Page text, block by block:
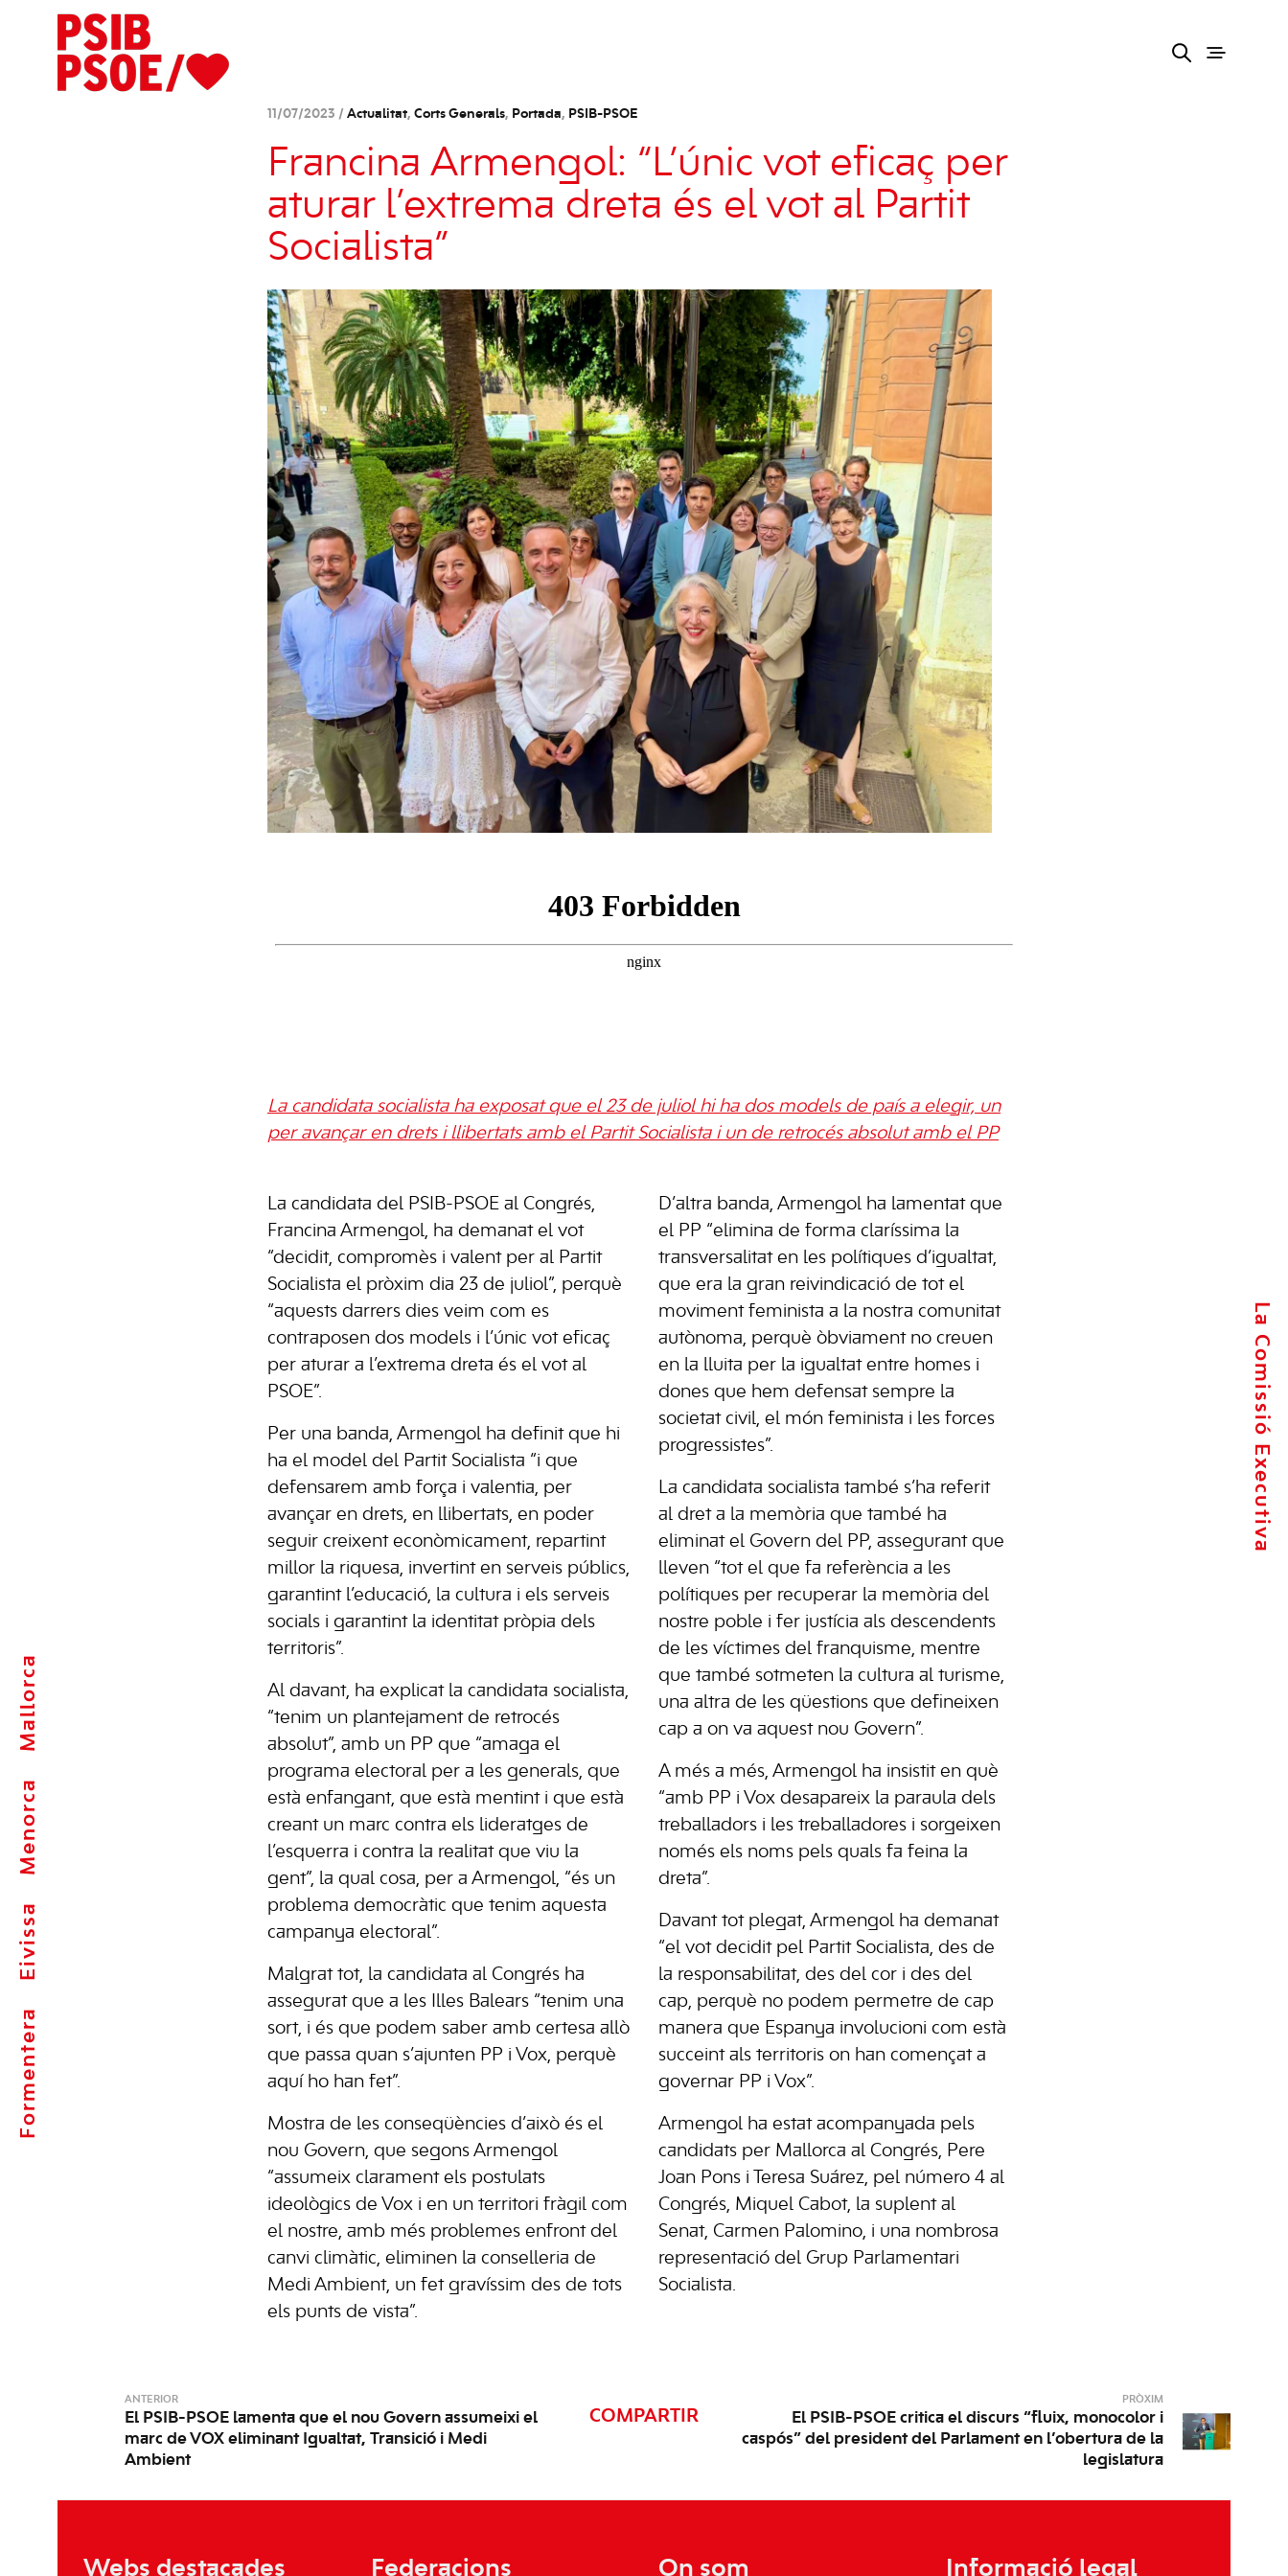
Formentera
Eivissa
Menorca
Mallorca
La Comissió Executiva
11/07/2023 / Actualitat, Corts Generals, Portada, PSIB-PSOE
Francina Armengol: “L’únic vot eficaç per
aturar l’extrema dreta és el vot al Partit
Socialista”
La candidata socialista ha exposat que el 23 de juliol hi ha dos models de país a elegir, un
per avançar en drets i llibertats amb el Partit Socialista i un de retrocés absolut amb el PP
La candidata del PSIB-PSOE al Congrés,
Francina Armengol, ha demanat el vot
“decidit, compromès i valent per al Partit
Socialista el pròxim dia 23 de juliol”, perquè
“aquests darrers dies veim com es
contraposen dos models i l’únic vot eficaç
per aturar a l’extrema dreta és el vot al
PSOE”.
Per una banda, Armengol ha definit que hi
ha el model del Partit Socialista “i que
defensarem amb força i valentia, per
avançar en drets, en llibertats, en poder
seguir creixent econòmicament, repartint
millor la riquesa, invertint en serveis públics,
garantint l’educació, la cultura i els serveis
socials i garantint la identitat pròpia dels
territoris”.
Al davant, ha explicat la candidata socialista,
“tenim un plantejament de retrocés
absolut”, amb un PP que “amaga el
programa electoral per a les generals, que
està enfangant, que està mentint i que està
creant un marc contra els lideratges de
l’esquerra i contra la realitat que viu la
gent”, la qual cosa, per a Armengol, “és un
problema democràtic que tenim aquesta
campanya electoral”.
Malgrat tot, la candidata al Congrés ha
assegurat que a les Illes Balears “tenim una
sort, i és que podem saber amb certesa allò
que passa quan s’ajunten PP i Vox, perquè
aquí ho han fet”.
Mostra de les conseqüències d’això és el
nou Govern, que segons Armengol
“assumeix clarament els postulats
ideològics de Vox i en un territori fràgil com
el nostre, amb més problemes enfront del
canvi climàtic, eliminen la conselleria de
Medi Ambient, un fet gravíssim des de tots
els punts de vista”.
D’altra banda, Armengol ha lamentat que
el PP “elimina de forma claríssima la
transversalitat en les polítiques d’igualtat,
que era la gran reivindicació de tot el
moviment feminista a la nostra comunitat
autònoma, perquè òbviament no creuen
en la lluita per la igualtat entre homes i
dones que hem defensat sempre la
societat civil, el món feminista i les forces
progressistes”.
La candidata socialista també s’ha referit
al dret a la memòria que també ha
eliminat el Govern del PP, assegurant que
lleven “tot el que fa referència a les
polítiques per recuperar la memòria del
nostre poble i fer justícia als descendents
de les víctimes del franquisme, mentre
que també sotmeten la cultura al turisme,
una altra de les qüestions que defineixen
cap a on va aquest nou Govern”.
A més a més, Armengol ha insistit en què
“amb PP i Vox desapareix la paraula dels
treballadors i les treballadores i sorgeixen
només els noms pels quals fa feina la
dreta”.
Davant tot plegat, Armengol ha demanat
“el vot decidit pel Partit Socialista, des de
la responsabilitat, des del cor i des del
cap, perquè no podem permetre de cap
manera que Espanya involucioni com està
succeint als territoris on han començat a
governar PP i Vox”.
Armengol ha estat acompanyada pels
candidats per Mallorca al Congrés, Pere
Joan Pons i Teresa Suárez, pel número 4 al
Congrés, Miquel Cabot, la suplent al
Senat, Carmen Palomino, i una nombrosa
representació del Grup Parlamentari
Socialista.
ANTERIOR
El PSIB-PSOE lamenta que el nou Govern assumeixi el
marc de VOX eliminant Igualtat, Transició i Medi
Ambient
COMPARTIR
PRÒXIM
El PSIB-PSOE critica el discurs “fluix, monocolor i
caspós” del president del Parlament en l’obertura de la
legislatura
Webs destacades Federacions On som Informació legal